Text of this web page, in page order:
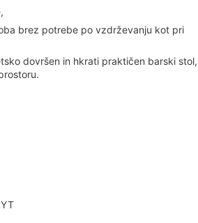
brez potrebe po vzdrževanju kot pri
dovršen in hkrati praktičen barski stol,